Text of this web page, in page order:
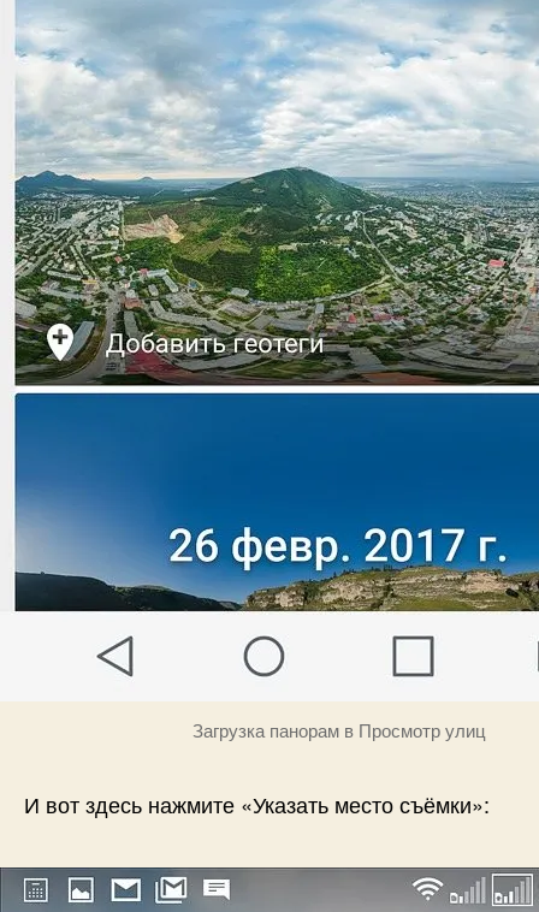
Загрузка панорам в Просмотр улиц
И вот здесь нажмите «Указать место съёмки»: